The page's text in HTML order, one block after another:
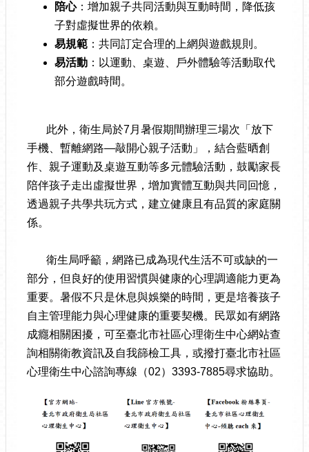
陪心：增加親子共同活動與互動時間，降低孩
子對虛擬世界的依賴。
易規範 ：共同訂定合理的上網與遊戲規則。
易活動 ：以運動、桌遊、戶外體驗等活動取代
部分遊戲時間。
此外，衛生局於7月暑假期間辦理三場次「放下
手機、暫離網路—敲開心親子活動」，結合藍晒創
作、親子運動及桌遊互動等多元體驗活動，鼓勵家長
陪伴孩子走出虛擬世界，增加實體互動與共同回憶，
透過親子共學共玩方式，建立健康且有品質的家庭關
係。
衛生局呼籲，網路已成為現代生活不可或缺的一
部分，但良好的使用習慣與健康的心理調適能力更為
重要。暑假不只是休息與娛樂的時間，更是培養孩子
自主管理能力與心理健康的重要契機。民眾如有網路
成癮相關困擾，可至臺北市社區心理衛生中心網站查
詢相關衛教資訊及自我篩檢工具，或撥打臺北市社區
心理衛生中心諮詢專線（02）3393-7885尋求協助。